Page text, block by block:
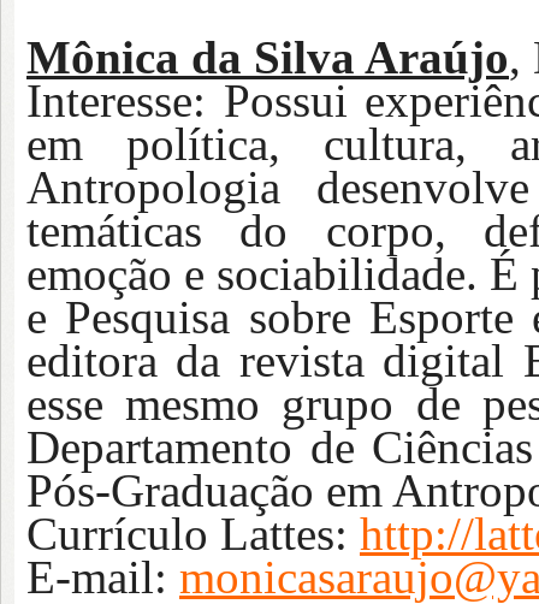
Mônica da Silva Araújo,
Interesse: Possui
em política, cultura,
Antropologia
temáticas do corpo,
emoção e sociabilidade.
e Pesquisa sobre
editora da revista digital
esse mesmo grupo de
Departamento de
Pós-Graduação em
Currículo Lattes: http://
E-mail: